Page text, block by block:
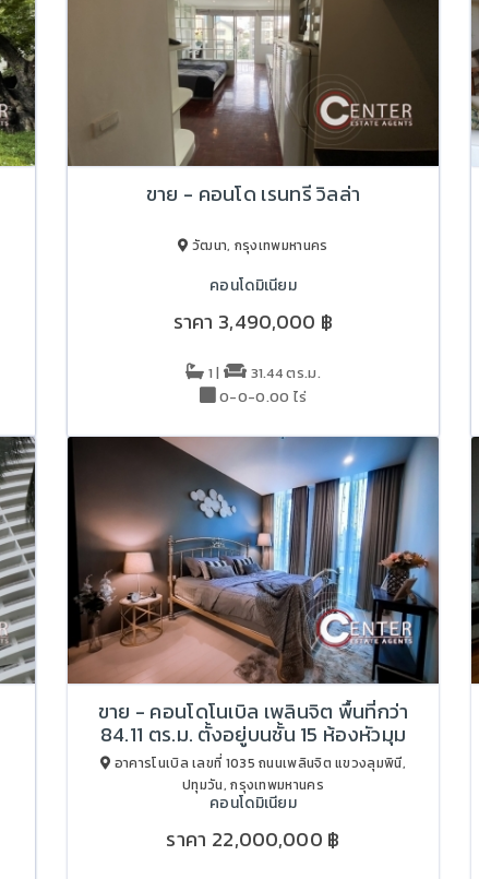
ขาย - คอนโด เรนทรี วิลล่า
วัฒนา, กรุงเทพมหานคร
คอนโดมิเนียม
ราคา 3,490,000 ฿
1 |
31.44 ตร.ม.
0-0-0.00 ไร่
ขาย - คอนโดโนเบิล เพลินจิต พื้นที่กว่า
84.11 ตร.ม. ตั้งอยู่บนชั้น 15 ห้องหัวมุม
อาคารโนเบิล เลขที่ 1035 ถนนเพลินจิต แขวงลุมพินี,
ปทุมวัน, กรุงเทพมหานคร
คอนโดมิเนียม
ราคา 22,000,000 ฿